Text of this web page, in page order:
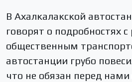
В Ахалкалакской
говорят о подробностях
общественным
автостанции грубо
что не обязан перед